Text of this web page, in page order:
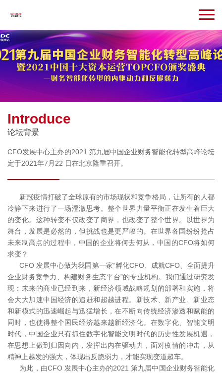
Introduce
论坛背景
CFO发展中心主办的2021 第九届中国企业财务智能化转型高峰论坛
定于2021年7月22 日在北京隆重召开。
新冠疫情打破了全球原有的市场现状和竞争格局，让所有的人都
冷静下来进行了一场澄澈思考。整个世界力量平衡正在发生着巨大
的变化。这种转变不仅改变了商界，也改变了整个世界。以世界为
舞台，发展是必然的，但挑战也是更严峻的。在世界各国纷纷抢占
未来制高点的过程中，中国的企业将何去何从，中国的CFO将如何
求变？
CFO 发展中心做为我国第一家“孵化CFO、成就CFO、全面提升
企业财务竞争力、构建财务生态平台”的专业机构。我们通过研究发
现：未来的商业已经到来，新经济领域战略规划的部署和实施，将
会大大加速中国经济的追赶和超越进程。新技术、新产业、新业态
和新模式的迅速崛起与迅猛增长，在不断向传统经济渗透和赋能的
同时，也使得整个国民经济越来越新经济化。在数字化、智能文明
时代，中国企业只有抓住数字化智能文明时代的历史性发展机遇，
在思想上做到归因向内，发挥出内在驱动力，面对疫情的冲击，从
精神上越发的强大，体现出反脆弱力，才能实现变道超车。
为此，由CFO 发展中心主办的2021 第九届中国企业财务智能化